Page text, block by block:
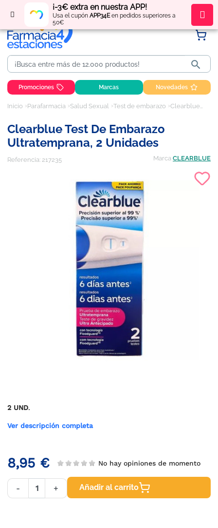
¡-3€ extra en nuestra APP!
Usa el cupón APP34Een pedidos superiores a
50€
Regístratey obténpuntos por tus compras

Promociones Marcas Novedades
Inicio Parafarmacia Salud Sexual Test de embarazo Clearblue Test de Embarazo Ultratemprana, 2 unidades
Clearblue Test De Embarazo
Ultratemprana, 2 Unidades
Referencia: 217235 Marca CLEARBLUE
2 UND.
Ver descripción completa
8,95 € No hay opiniones de momento
- + Añadir al carrito